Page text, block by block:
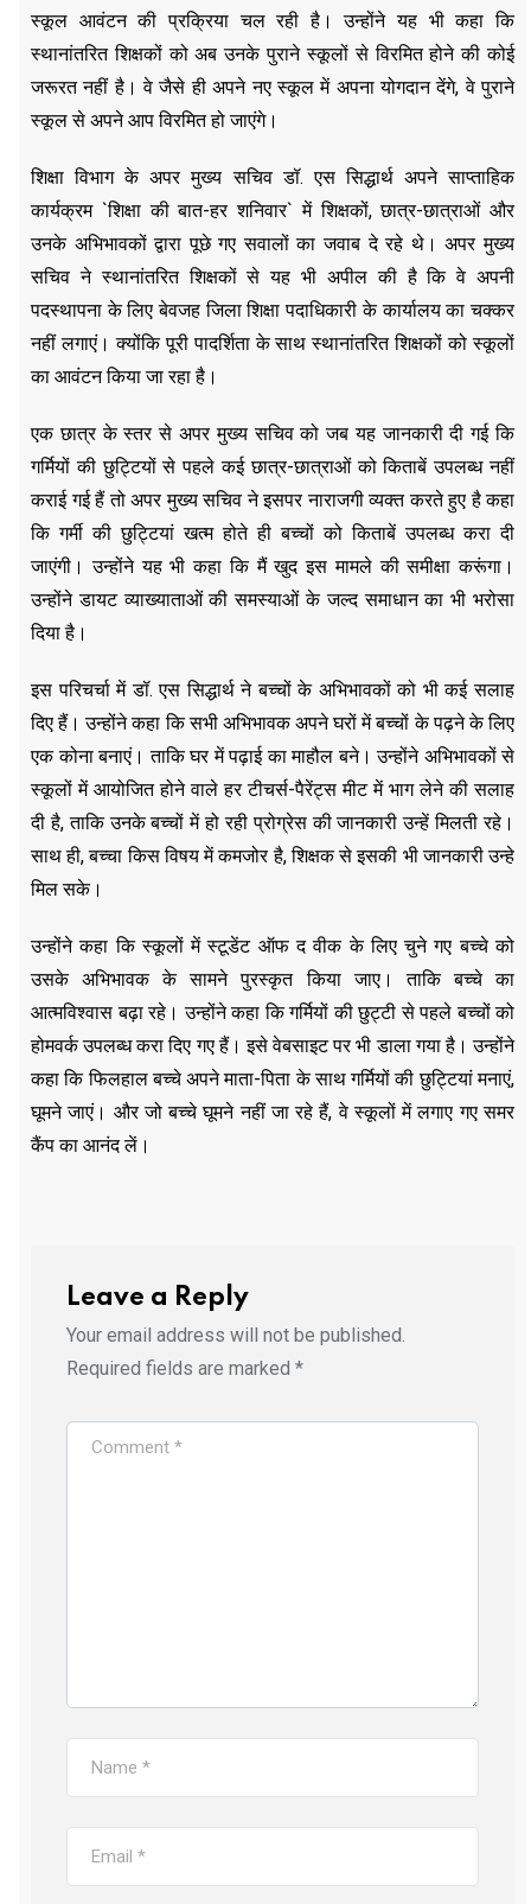
स्कूल आवंटन की प्रक्रिया चल रही है। उन्होंने यह भी कहा कि
स्थानांतरित शिक्षकों को अब उनके पुराने स्कूलों से विरमित होने की कोई
जरूरत नहीं है। वे जैसे ही अपने नए स्कूल में अपना योगदान देंगे, वे पुराने
स्कूल से अपने आप विरमित हो जाएंगे।
शिक्षा विभाग के अपर मुख्य सचिव डॉ. एस सिद्धार्थ अपने साप्ताहिक
कार्यक्रम `शिक्षा की बात-हर शनिवार` में शिक्षकों, छात्र-छात्राओं और
उनके अभिभावकों द्वारा पूछे गए सवालों का जवाब दे रहे थे। अपर मुख्य
सचिव ने स्थानांतरित शिक्षकों से यह भी अपील की है कि वे अपनी
पदस्थापना के लिए बेवजह जिला शिक्षा पदाधिकारी के कार्यालय का चक्कर
नहीं लगाएं। क्योंकि पूरी पादर्शिता के साथ स्थानांतरित शिक्षकों को स्कूलों
का आवंटन किया जा रहा है।
एक छात्र के स्तर से अपर मुख्य सचिव को जब यह जानकारी दी गई कि
गर्मियों की छुट्टियों से पहले कई छात्र-छात्राओं को किताबें उपलब्ध नहीं
कराई गई हैं तो अपर मुख्य सचिव ने इसपर नाराजगी व्यक्त करते हुए है कहा
कि गर्मी की छुट्टियां खत्म होते ही बच्चों को किताबें उपलब्ध करा दी
जाएंगी। उन्होंने यह भी कहा कि मैं खुद इस मामले की समीक्षा करूंगा।
उन्होंने डायट व्याख्याताओं की समस्याओं के जल्द समाधान का भी भरोसा
दिया है।
इस परिचर्चा में डॉ. एस सिद्धार्थ ने बच्चों के अभिभावकों को भी कई सलाह
दिए हैं। उन्होंने कहा कि सभी अभिभावक अपने घरों में बच्चों के पढ़ने के लिए
एक कोना बनाएं। ताकि घर में पढ़ाई का माहौल बने। उन्होंने अभिभावकों से
स्कूलों में आयोजित होने वाले हर टीचर्स-पैरेंट्स मीट में भाग लेने की सलाह
दी है, ताकि उनके बच्चों में हो रही प्रोग्रेस की जानकारी उन्हें मिलती रहे।
साथ ही, बच्चा किस विषय में कमजोर है, शिक्षक से इसकी भी जानकारी उन्हे
मिल सके।
उन्होंने कहा कि स्कूलों में स्टूडेंट ऑफ द वीक के लिए चुने गए बच्चे को
उसके अभिभावक के सामने पुरस्कृत किया जाए। ताकि बच्चे का
आत्मविश्वास बढ़ा रहे। उन्होंने कहा कि गर्मियों की छुट्टी से पहले बच्चों को
होमवर्क उपलब्ध करा दिए गए हैं। इसे वेबसाइट पर भी डाला गया है। उन्होंने
कहा कि फिलहाल बच्चे अपने माता-पिता के साथ गर्मियों की छुट्टियां मनाएं,
घूमने जाएं। और जो बच्चे घूमने नहीं जा रहे हैं, वे स्कूलों में लगाए गए समर
कैंप का आनंद लें।
Leave a Reply
Your email address will not be published.
Required fields are marked *